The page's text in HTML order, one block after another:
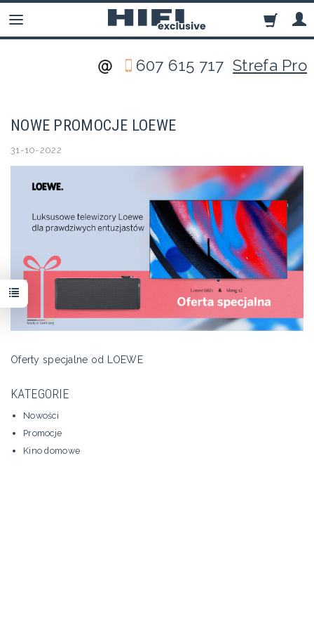
607 615 717Strefa Pro
NOWE PROMOCJE LOEWE
31-10-2022
Oferty specjalne od LOEWE
KATEGORIE
Nowości
Promocje
Kino domowe